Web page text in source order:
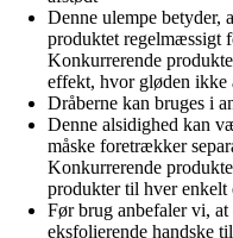
Denne ulempe betyder,
produktet regelmæssigt
Konkurrerende
effekt, hvor gløden ikke
Dråberne kan bruges i
Denne alsidighed kan
måske foretrækker
Konkurrerende
produkter til hver enkelt
Før brug anbefaler vi,
eksfolierende handske